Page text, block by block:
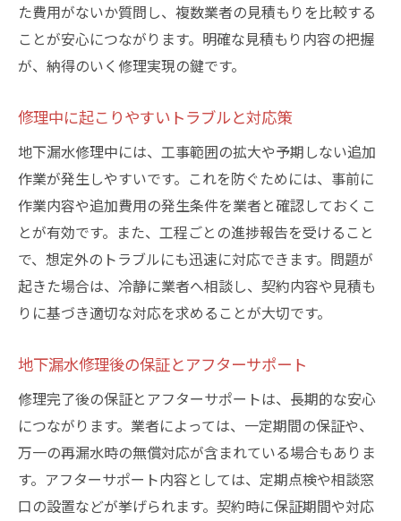
た費用がないか質問し、複数業者の見積もりを比較する
ことが安心につながります。明確な見積もり内容の把握
が、納得のいく修理実現の鍵です。
修理中に起こりやすいトラブルと対応策
地下漏水修理中には、工事範囲の拡大や予期しない追加
作業が発生しやすいです。これを防ぐためには、事前に
作業内容や追加費用の発生条件を業者と確認しておくこ
とが有効です。また、工程ごとの進捗報告を受けること
で、想定外のトラブルにも迅速に対応できます。問題が
起きた場合は、冷静に業者へ相談し、契約内容や見積も
りに基づき適切な対応を求めることが大切です。
地下漏水修理後の保証とアフターサポート
修理完了後の保証とアフターサポートは、長期的な安心
につながります。業者によっては、一定期間の保証や、
万一の再漏水時の無償対応が含まれている場合もありま
す。アフターサポート内容としては、定期点検や相談窓
口の設置などが挙げられます。契約時に保証期間や対応